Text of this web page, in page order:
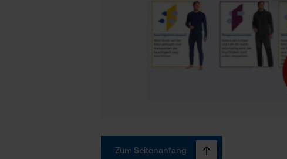
Zum Seitenanfang